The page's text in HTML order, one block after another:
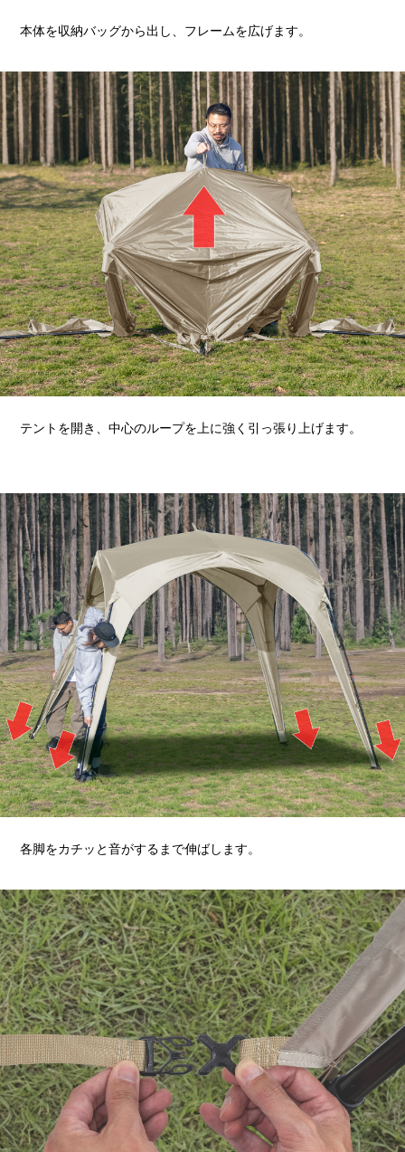
本体を収納バッグから出し、フレームを広げます。
テントを開き、中心のループを上に強く引っ張り上げます。
各脚をカチッと音がするまで伸ばします。